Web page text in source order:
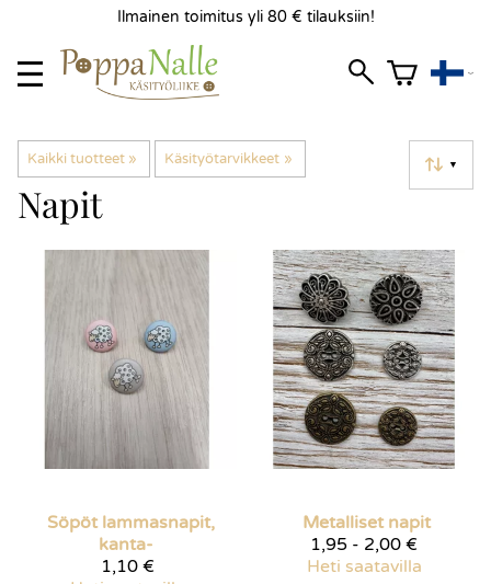
Ilmainen toimitus yli 80 € tilauksiin!
Kaikki tuotteet ‪» Käsityötarvikkeet ‪» ▼
Napit
Söpöt lammasnapit,
kanta-
1,10 €
Metalliset napit
1,95 - 2,00 €
Heti saatavilla